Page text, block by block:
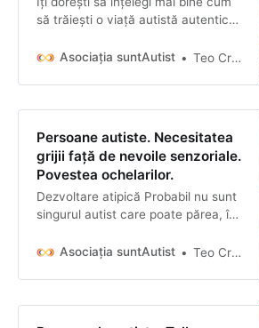
să trăiești o viață autistă autentică
trebuie să citești acest articol scris
Descoperă cum a fost pentru ea
procesul de demascare și cum a
autistă. În plus, vei afla desp…
Asociația suntAutist Teo Cristea-Mocian
Persoane autiste. Necesitatea
grijii față de nevoile senzoriale.
Povestea ochelarilor.
Dezvoltare atipică Probabil nu sunt
singurul autist care poate părea, în
matur, înțelept dar și tăntălău,
comportamentul nostru cu
Asociația suntAutist Teo Cristea-Mocian